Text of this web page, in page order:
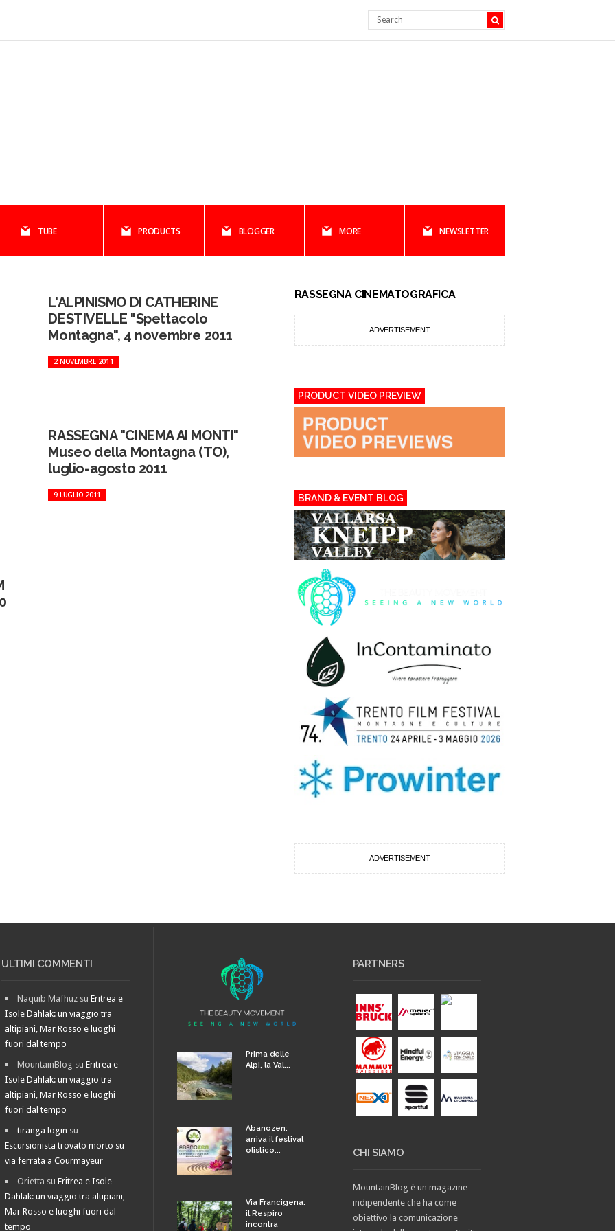
TUBE PRODUCTS BLOGGER MORE NEWSLETTER
L'ALPINISMO DI CATHERINE
DESTIVELLE "Spettacolo
Montagna", 4 novembre 2011
2 NOVEMBRE 2011
RASSEGNA "CINEMA AI MONTI"
Museo della Montagna (TO),
luglio-agosto 2011
9 LUGLIO 2011
RASSEGNA CINEMATOGRAFICA
ADVERTISEMENT
PRODUCT VIDEO PREVIEW
BRAND & EVENT BLOG
ADVERTISEMENT
ULTIMI COMMENTI
Naquib Mafhuz suEritrea e
Isole Dahlak: un viaggio tra
altipiani, Mar Rosso e luoghi
fuori dal tempo
MountainBlog suEritrea e
Isole Dahlak: un viaggio tra
altipiani, Mar Rosso e luoghi
fuori dal tempo
tiranga login su
Escursionista trovato morto su
via ferrata a Courmayeur
Orietta suEritrea e Isole
Dahlak: un viaggio tra altipiani,
Mar Rosso e luoghi fuori dal
tempo
Prima delle
Alpi, la Val...
Abanozen:
arriva il festival
olistico...
Via Francigena:
il Respiro
incontra
PARTNERS
CHI SIAMO
MountainBlog è un magazine
indipendente che ha come
obiettivo la comunicazione